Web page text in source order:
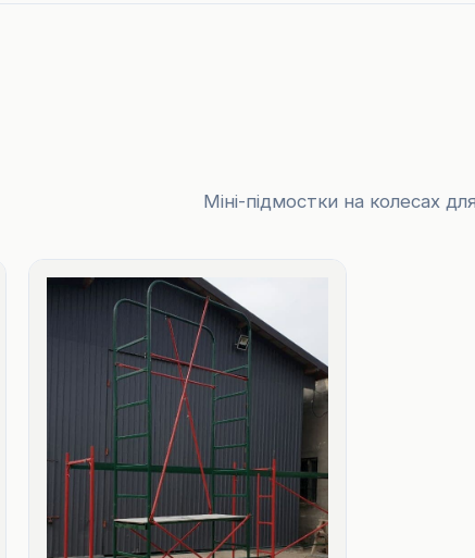
Міні-підмостки на колесах